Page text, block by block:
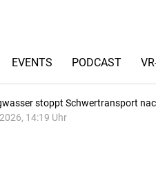
EVENTS PODCAST
stoppt Schwertransport
14:19 Uhr